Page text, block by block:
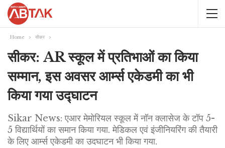
Home सीकर
सीकर: AR स्कूल में प्रतिभाओं का किया
सम्मान, इस अवसर आर्म्स एकेडमी का भी
किया गया उद्घाटन
Sikar News: एआर मेमोरियल स्कूल में नॉन क्लासेज के टॉप 5-
5 विद्यार्थियों का समान किया गया. मेडिकल एवं इंजीनियरिंग की तैयारी
के लिए आर्म्स एकेडमी का उदघाटन भी किया गया.